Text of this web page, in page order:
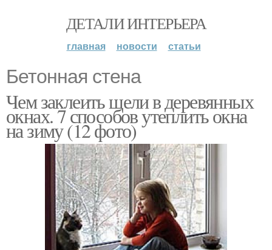
ДЕТАЛИ ИНТЕРЬЕРА
главная новости статьи
Бетонная стена
Чем заклеить щели в деревянных
окнах. 7 способов утеплить окна
на зиму (12 фото)